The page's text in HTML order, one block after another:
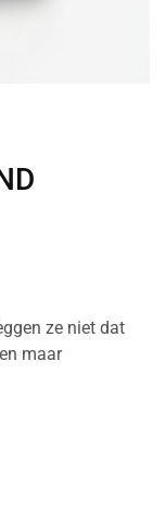
ze niet dat
maar